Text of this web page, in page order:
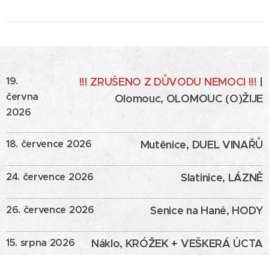
19.
června
2026
!!! ZRUŠENO Z DŮVODU NEMOCI !!! |
Olomouc, OLOMOUC (O)ŽIJE
18. července 2026 Mutěnice, DUEL VINAŘŮ
24. července 2026 Slatinice, LÁZNĚ
26. července 2026 Senice na Hané, HODY
15. srpna 2026 Náklo, KRÓŽEK + VEŠKERÁ ÚCTA